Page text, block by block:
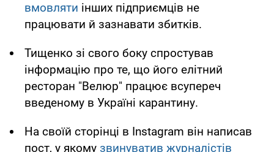
вмовляти інших підприємців не
працювати й зазнавати збитків.
Тищенко зі свого боку спростував
інформацію про те, що його елітний
ресторан "Велюр" працює всупереч
введеному в Україні карантину.
На своїй сторінці в Instagram він написав
пост, у якому звинуватив журналістів